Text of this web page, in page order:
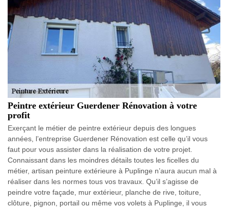
Peintre extérieur Guerdener Rénovation à votre
profit
Exerçant le métier de peintre extérieur depuis des longues
années, l’entreprise Guerdener Rénovation est celle qu’il vous
faut pour vous assister dans la réalisation de votre projet.
Connaissant dans les moindres détails toutes les ficelles du
métier, artisan peinture extérieure à Puplinge n’aura aucun mal à
réaliser dans les normes tous vos travaux. Qu’il s’agisse de
peindre votre façade, mur extérieur, planche de rive, toiture,
clôture, pignon, portail ou même vos volets à Puplinge, il vous